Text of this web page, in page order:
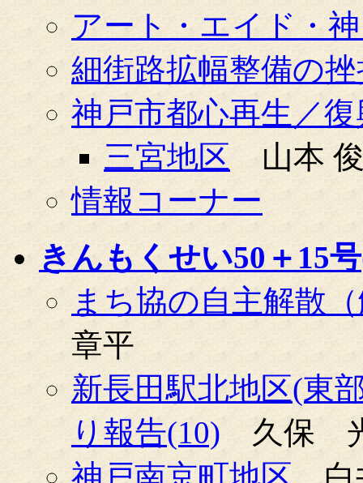
アート・エイド・
細街路拡幅整備の
神戸市都心再生／
三宮地区 山本
情報コーナー
きんもくせい50＋15
まち協の自主解散
章平
新長田駅北地区(東
り報告(10)久保
神戸南京町地区 白